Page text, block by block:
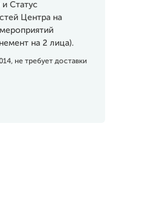
Статус
Центра на
на 2 лица).
не требует доставки